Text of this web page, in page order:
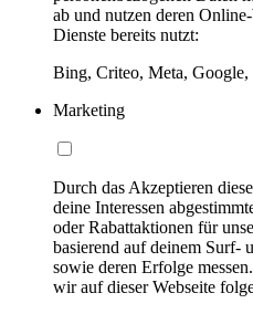
ab und nutzen deren
Dienste bereits nutzt:
Bing, Criteo, Meta,
Marketing
Durch das Akzeptieren
deine Interessen
oder Rabattaktionen für
basierend auf deinem Surf-
sowie deren Erfolge
wir auf dieser Webseite